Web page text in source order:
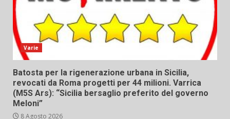
Varie
Batosta per la rigenerazione urbana in Sicilia,
revocati da Roma progetti per 44 milioni. Varrica
(M5S Ars): “Sicilia bersaglio preferito del governo
Meloni”
8 Agosto 2026